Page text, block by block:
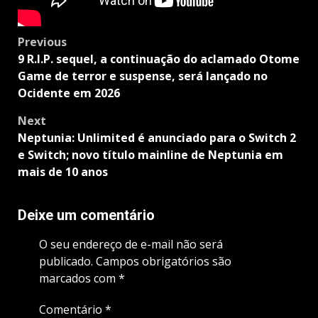
Post
navigation
Previous
9 R.I.P. sequel, a continuação do aclamado Otome
Game de terror e suspense, será lançado no
Ocidente em 2026
Next
Neptunia: Unlimited é anunciado para o Switch 2
e Switch; novo título mainline de Neptunia em
mais de 10 anos
Deixe um comentário
O seu endereço de e-mail não será
publicado. Campos obrigatórios são
marcados com *
Comentário *